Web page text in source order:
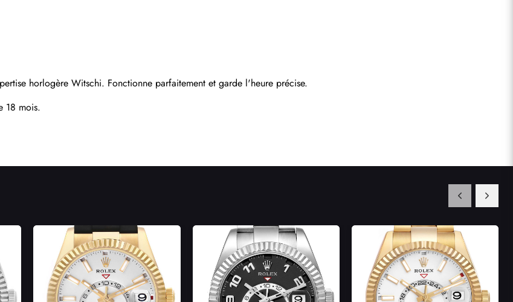
horlogère Witschi. Fonctionne parfaitement et garde l'heure précise.
18 mois.